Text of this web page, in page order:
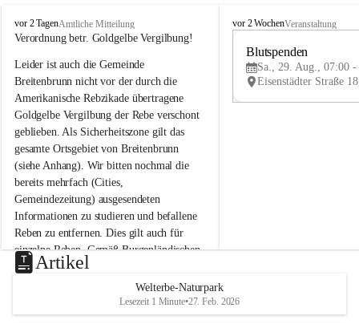
B
r
i
t
e
n
b
r
u
n
n
a
m
N
e
u
s
d
vor 2 TagenAmtliche Mitteilung
Verordnung betr. Goldgelbe Vergilbung!
Leider ist auch die Gemeinde
Breitenbrunn nicht vor der durch die
Amerikanische Rebzikade übertragene
Goldgelbe Vergilbung der Rebe verschont
geblieben. Als Sicherheitszone gilt das
gesamte Ortsgebiet von Breitenbrunn
(siehe Anhang). Wir bitten nochmal die
bereits mehrfach (Cities,
Gemeindezeitung) ausgesendeten
Informationen zu studieren und befallene
Reben zu entfernen. Dies gilt auch für
einzelne Reben. Gemäß Burgenländischen
Weinbaugesetz sind nicht gepflegte oder
unzulässige Weingärten zu roden! Bitte
helfen wir zusammen um unsere Winzer
vor den prognostizierten Ernteausfällen
B
e
u
e
d
vor 2 WochenVeranstaltung
Blutspenden
Sa., 29. Aug., 07:00 -
Artikel
Welterbe-Naturpark
Lesezeit 1 Minute•27. Feb. 2026